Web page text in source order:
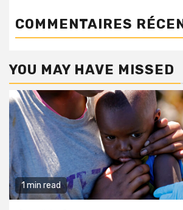
COMMENTAIRES
YOU MAY HAVE MISSED
1 min read